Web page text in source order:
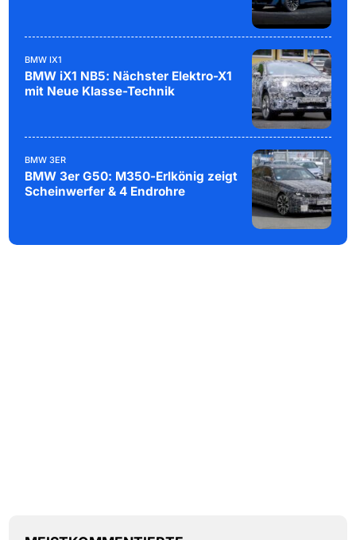
BMW IX1
BMW iX1 NB5: Nächster Elektro-X1
mit Neue Klasse-Technik
BMW 3ER
BMW 3er G50: M350-Erlkönig zeigt
Scheinwerfer & 4 Endrohre